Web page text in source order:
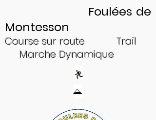
Foulées de
Montesson
Course sur route
Trail
Marche Dynamique